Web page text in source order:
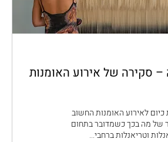
– סקירה של אירוע האומנות
לאירוע האומנות החשוב
של מה בכך כשמדובר בתחום
וטריאנלות ברחבי...